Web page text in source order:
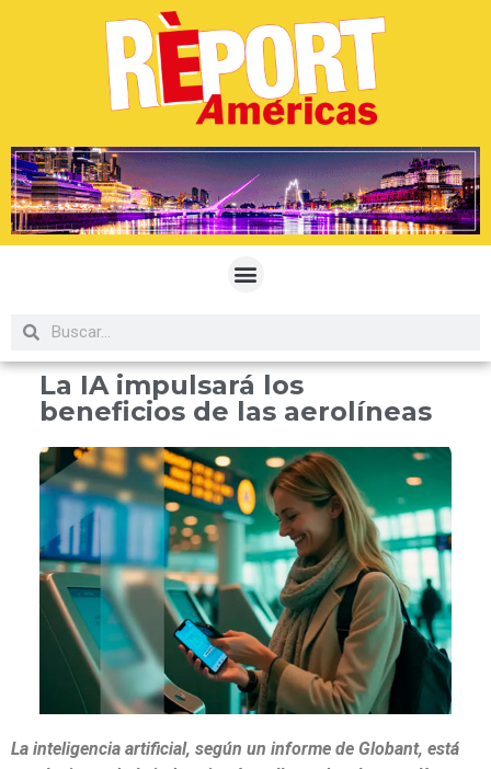
La IA impulsará los
beneficios de las aerolíneas
La inteligencia artificial, según un informe de Globant, está